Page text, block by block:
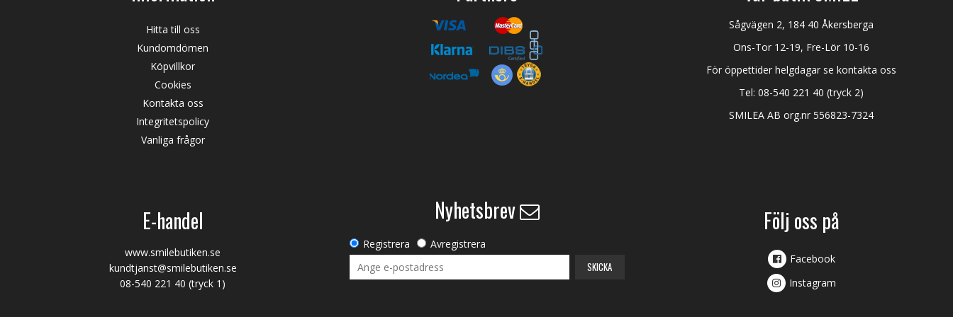
Hitta till oss
Kundomdömen
Köpvillkor
Cookies
Kontakta oss
Integritetspolicy
Vanliga frågor
Sågvägen 2, 184 40 Åkersberga
Ons-Tor 12-19, Fre-Lör 10-16
För öppettider helgdagar se kontakta oss
Tel:08-540 221 40 (tryck 2)
SMILEA AB org.nr 556823-7324
E-handel
www.smilebutiken.se
kundtjanst@smilebutiken.se
08-540 221 40 (tryck 1)
Nyhetsbrev
Registrera Avregistrera
SKICKA
Följ oss på
Facebook
Instagram